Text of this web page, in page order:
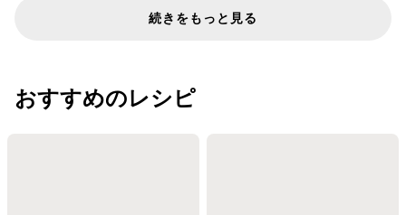
続きをもっと見る
おすすめのレシピ